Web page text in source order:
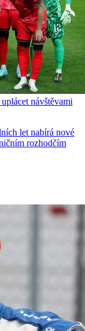
návštěvami
let nabírá nové
rozhodčím